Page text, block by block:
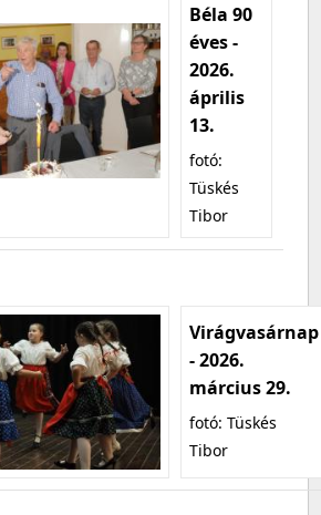
Béla 90
éves -
2026.
április
13.
fotó:
Tüskés
Tibor
Virágvasárnap
- 2026.
március 29.
fotó: Tüskés
Tibor